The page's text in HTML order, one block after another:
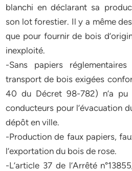
blanchi en déclarant sa
son lot forestier. Il y a même
que pour fournir de bois
inexploité.
-Sans papiers
transport de bois exigées
40 du Décret 98-782) n’a pu
conducteurs pour l’évacuation
dépôt en ville.
-Production de faux papiers,
l’exportation du bois de rose.
-L’article 37 de l’Arrêté